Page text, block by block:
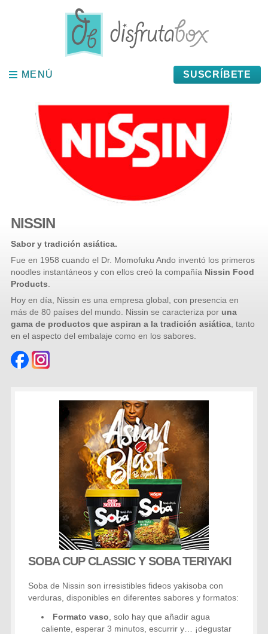
MENÚ
MENÚ SUSCRÍBETE
NISSIN
Sabor y tradición asiática.
Fue en 1958 cuando el Dr. Momofuku Ando inventó los primeros
noodles instantáneos y con ellos creó la compañía Nissin Food
Products.
Hoy en día, Nissin es una empresa global, con presencia en
más de 80 países del mundo. Nissin se caracteriza por una
gama de productos que aspiran a la tradición asiática, tanto
en el aspecto del embalaje como en los sabores.
SOBA CUP CLASSIC Y SOBA TERIYAKI
Soba de Nissin son irresistibles fideos yakisoba con
verduras, disponibles en diferentes sabores y formatos:
Formato vaso , solo hay que añadir agua
caliente, esperar 3 minutos, escurrir y… ¡degustar